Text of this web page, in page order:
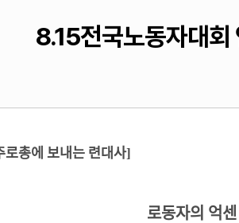
8.15전국노동자대회
로총에 보내는 련대사]
로동자의 억센